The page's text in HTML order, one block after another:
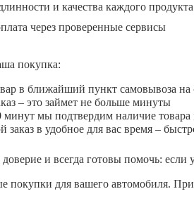
и качества каждого продукта
через проверенные сервисы
покупка:
в ближайший пункт самовывоза на
– это займет не больше минуты
минут мы подтвердим наличие
заказ в удобное для вас время –
и всегда готовы помочь: если
покупки для вашего автомобиля.